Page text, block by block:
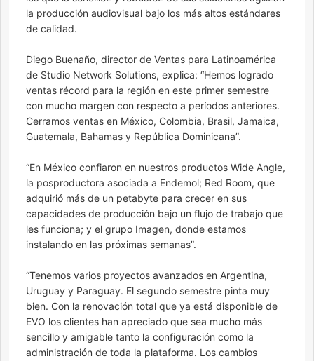
la producción audiovisual bajo los más altos estándares
de calidad.
Diego Buenaño, director de Ventas para Latinoamérica
de Studio Network Solutions, explica: “Hemos logrado
ventas récord para la región en este primer semestre
con mucho margen con respecto a períodos anteriores.
Cerramos ventas en México, Colombia, Brasil, Jamaica,
Guatemala, Bahamas y República Dominicana”.
“En México confiaron en nuestros productos Wide Angle,
la posproductora asociada a Endemol; Red Room, que
adquirió más de un petabyte para crecer en sus
capacidades de producción bajo un flujo de trabajo que
les funciona; y el grupo Imagen, donde estamos
instalando en las próximas semanas”.
“Tenemos varios proyectos avanzados en Argentina,
Uruguay y Paraguay. El segundo semestre pinta muy
bien. Con la renovación total que ya está disponible de
EVO los clientes han apreciado que sea mucho más
sencillo y amigable tanto la configuración como la
administración de toda la plataforma. Los cambios